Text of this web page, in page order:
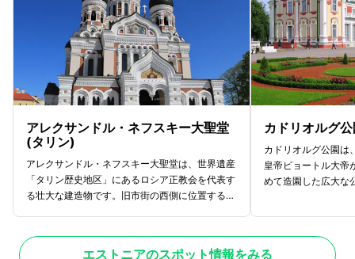
アレクサンドル・ネフスキー大聖堂
(タリン)
アレクサンドル・ネフスキー大聖堂は、世界遺産
「タリン歴史地区」にあるロシア正教会を代表す
る壮大な建造物です。旧市街の西側に位置する高
です。大聖堂内部には美しいイコン（聖像画）や
カドリオルグ
カドリオルグ公園
皇帝ピョートル大帝
めて造園した広大な
術館として一般公
エストニアのスポット情報をみる